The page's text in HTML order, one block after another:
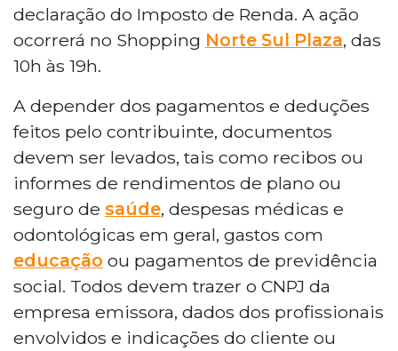
declaração do Imposto de Renda. A ação
ocorrerá no Shopping Norte Sul Plaza, das
10h às 19h.
A depender dos pagamentos e deduções
feitos pelo contribuinte, documentos
devem ser levados, tais como recibos ou
informes de rendimentos de plano ou
seguro de saúde, despesas médicas e
odontológicas em geral, gastos com
educação ou pagamentos de previdência
social. Todos devem trazer o CNPJ da
empresa emissora, dados dos profissionais
envolvidos e indicações do cliente ou